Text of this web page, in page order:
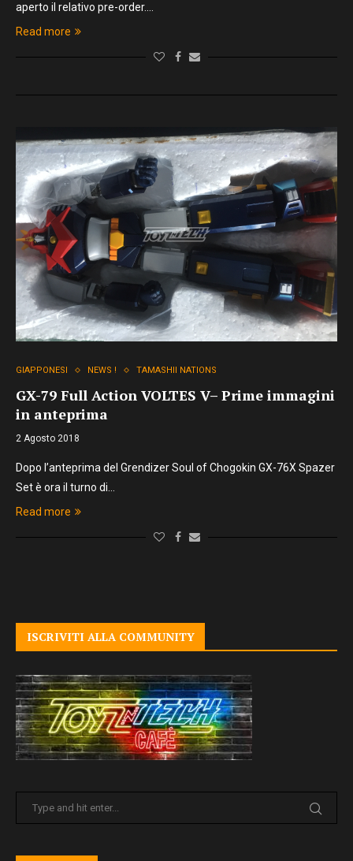
aperto il relativo pre-order.…
Read more
GIAPPONESI NEWS ! TAMASHII NATIONS
GX-79 Full Action VOLTES V– Prime immagini
in anteprima
2 Agosto 2018
Dopo l’anteprima del Grendizer Soul of Chogokin GX-76X Spazer
Set è ora il turno di…
Read more
ISCRIVITI ALLA COMMUNITY